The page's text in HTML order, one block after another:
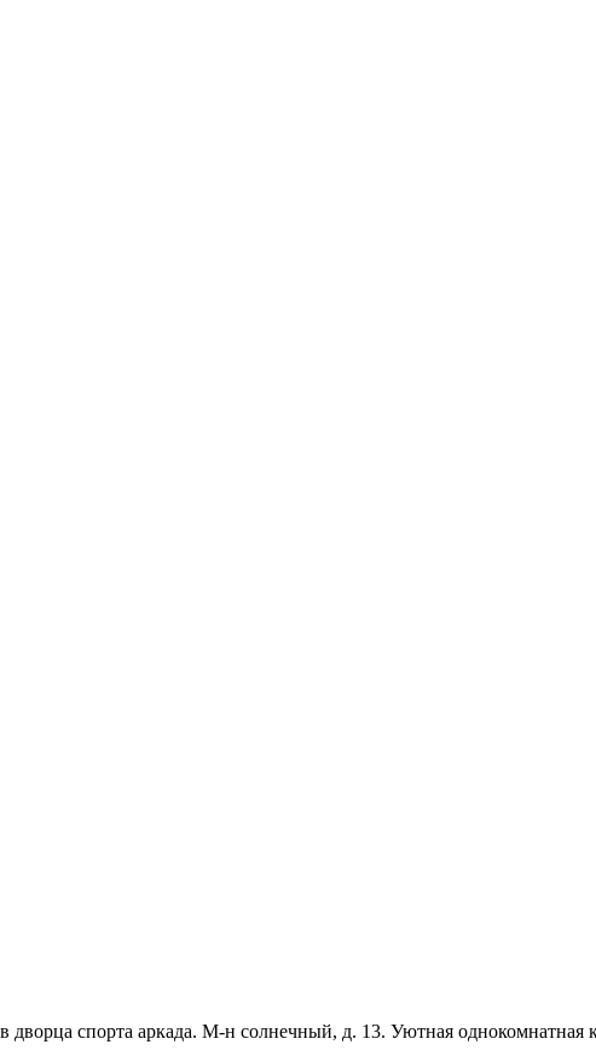
дворца спорта аркада. М-н солнечный, д. 13. Уютная однокомнатная